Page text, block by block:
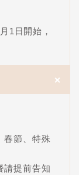
1日開始，
＋
春節、特殊
請提前告知